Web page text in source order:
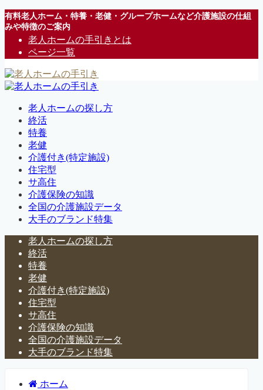
有料老人ホーム・特養・老健・グループホームなど介護施設の仕組
みや特徴のご案内
老人ホームの手引きとは
ページ一覧
老人ホームの探し方
終活
特養
老健
介護付き(特定施設)
住宅型
サ高住
介護保険の知識
全国の介護施設データ
大手のブランド特集
老人ホームの探し方
終活
特養
老健
介護付き(特定施設)
住宅型
サ高住
介護保険の知識
全国の介護施設データ
大手のブランド特集
ホーム